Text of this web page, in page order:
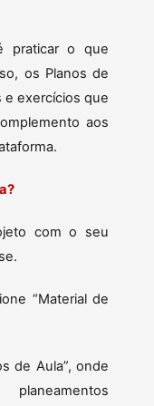
praticar o que
os Planos de
exercícios que
aos
com o seu
“Material de
de Aula”, onde